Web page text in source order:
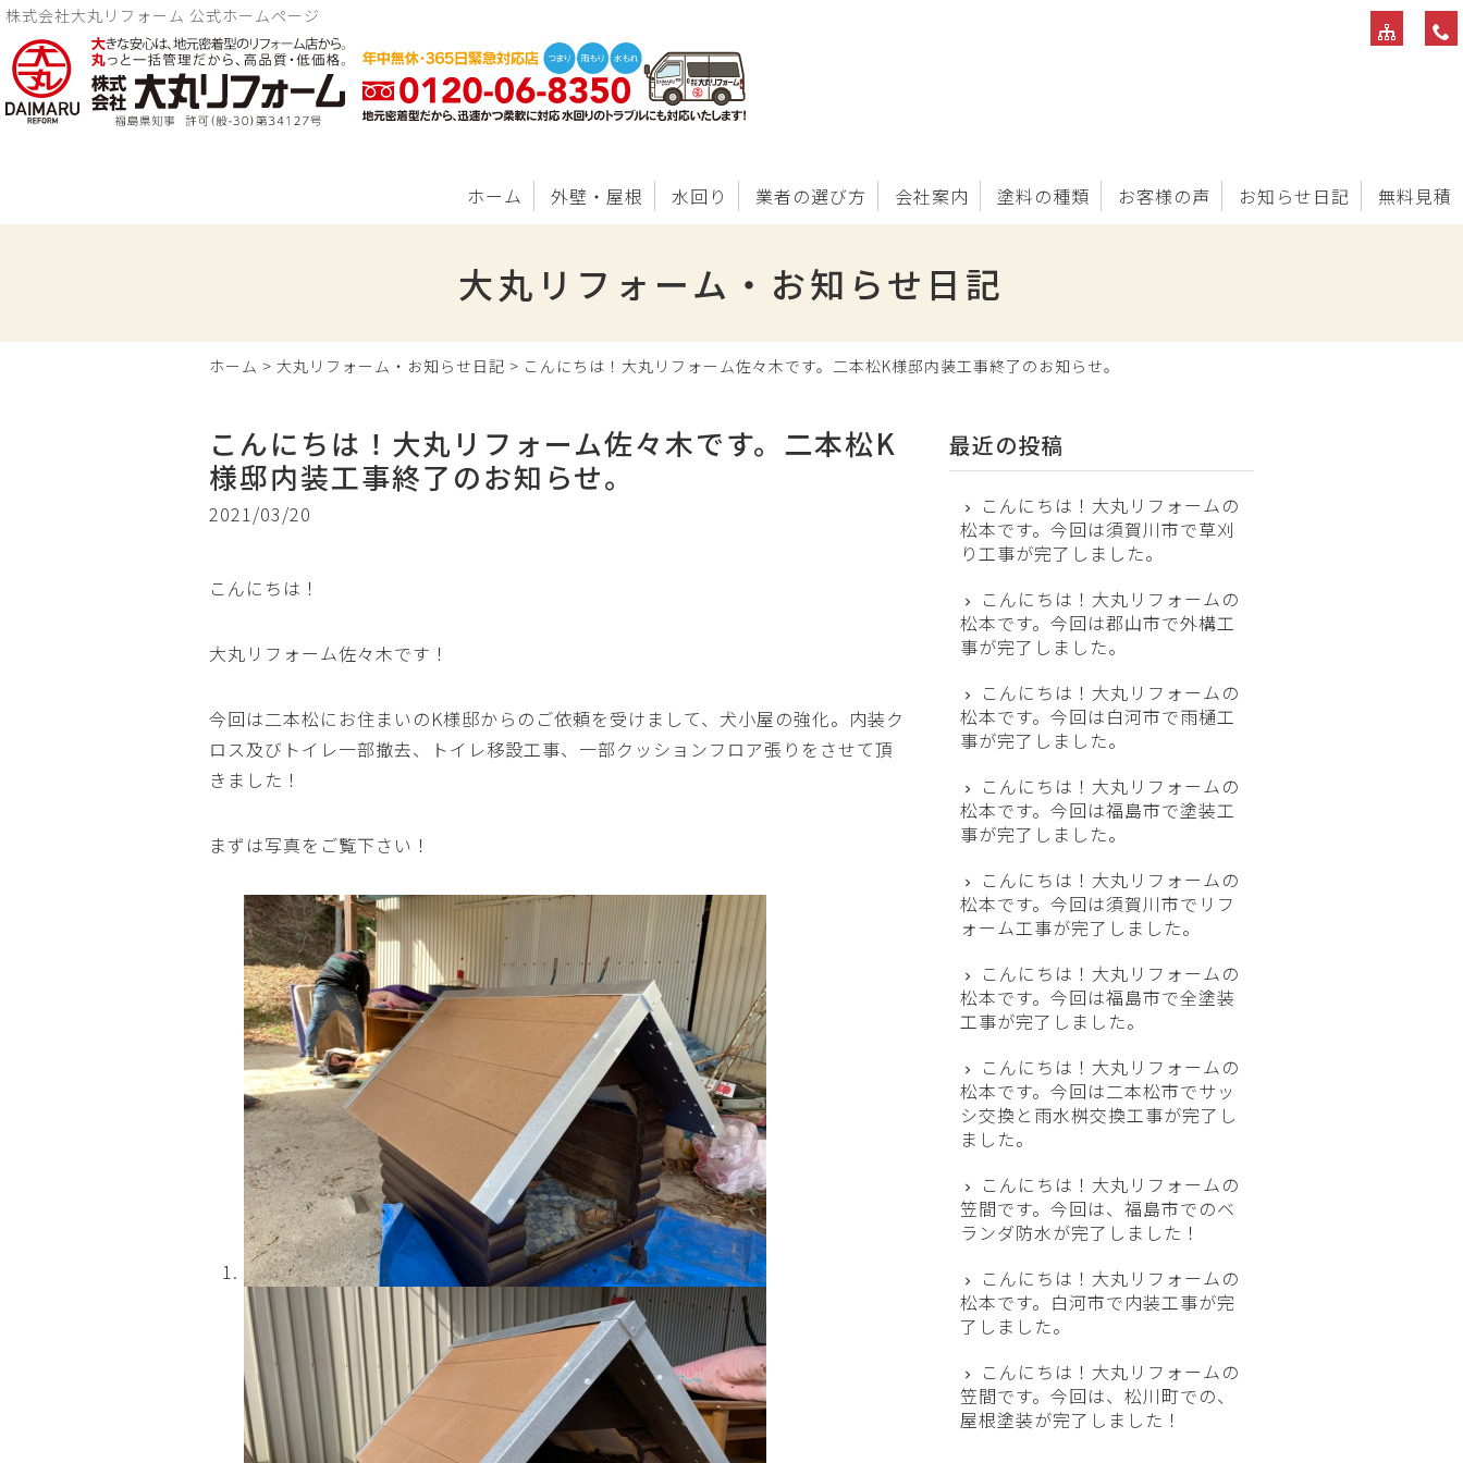
株式会社大丸リフォーム 公式ホームページ
ホーム 外壁・屋根 水回り 業者の選び方 会社案内 塗料の種類 お客様の声 お知らせ日記 無料見積
大丸リフォーム・お知らせ日記
ホーム > 大丸リフォーム・お知らせ日記 > こんにちは！大丸リフォーム佐々木です。二本松K様邸内装工事終了のお知らせ。
こんにちは！大丸リフォーム佐々木です。二本松K
様邸内装工事終了のお知らせ。
2021/03/20
こんにちは！
大丸リフォーム佐々木です！
今回は二本松にお住まいのK様邸からのご依頼を受けまして、犬小屋の強化。内装ク
ロス及びトイレ一部撤去、トイレ移設工事、一部クッションフロア張りをさせて頂
きました！
まずは写真をご覧下さい！
最近の投稿
こんにちは！大丸リフォームの
松本です。今回は須賀川市で草刈
り工事が完了しました。
こんにちは！大丸リフォームの
松本です。今回は郡山市で外構工
事が完了しました。
こんにちは！大丸リフォームの
松本です。今回は白河市で雨樋工
事が完了しました。
こんにちは！大丸リフォームの
松本です。今回は福島市で塗装工
事が完了しました。
こんにちは！大丸リフォームの
松本です。今回は須賀川市でリフ
ォーム工事が完了しました。
こんにちは！大丸リフォームの
松本です。今回は福島市で全塗装
工事が完了しました。
こんにちは！大丸リフォームの
松本です。今回は二本松市でサッ
シ交換と雨水桝交換工事が完了し
ました。
こんにちは！大丸リフォームの
笠間です。今回は、福島市でのベ
ランダ防水が完了しました！
こんにちは！大丸リフォームの
松本です。白河市で内装工事が完
了しました。
こんにちは！大丸リフォームの
笠間です。今回は、松川町での、
屋根塗装が完了しました！